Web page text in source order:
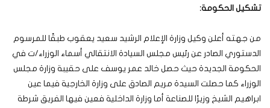
تشكيل الحكومة:
من جهته أعلن وكيل وزارة الإعلام الرشيد سعيد يعقوب طبقًا للمرسوم
الدستوري الصادر عن رئيس مجلس السيادة الانتقالي أسماء الوزراء/ت في
الحكومة الجديدة حيث حصل خالد عمر يوسف على حقيبة وزارة مجلس
الوزراء كما حصلت السيدة مريم الصادق على وزارة الخارجية فيما عين
ابراهيم الشيخ وزيرًا للصناعة أما وزارة الداخلية فعين فيها الفريق شرطة